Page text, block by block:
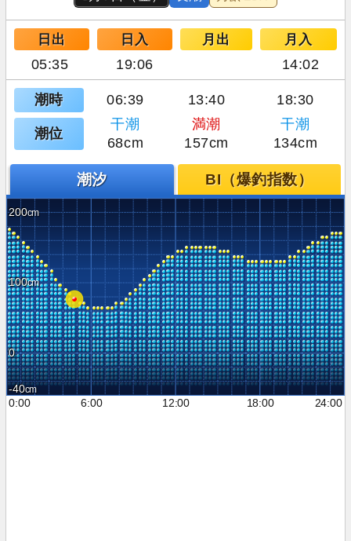
日出 日入 月出 月入
05:35 19:06 14:02
潮時 06:39 13:40 18:30
潮位
干潮 満潮
干潮
68cm
157cm 134cm
潮汐 BI（爆釣指数）
200
100
0
-40
0:00
6:00 12:00 18:00 24:00